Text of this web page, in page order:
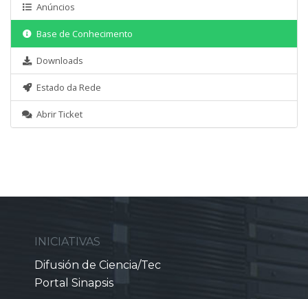
Anúncios
Base de Conhecimento
Downloads
Estado da Rede
Abrir Ticket
INICIATIVAS
Difusión de Ciencia/Tec
Portal Sinapsis